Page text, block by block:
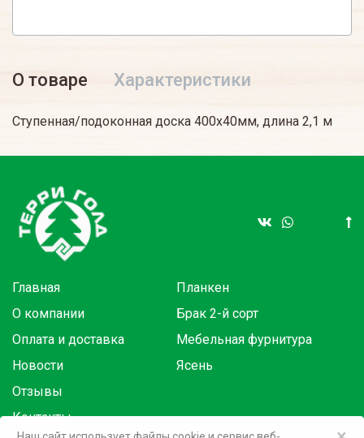
О товаре Характеристики
Ступенная/подоконная доска 400х40мм, длина 2,1 м
Главная
О компании
Оплата и доставка
Новости
Отзывы
Контакты
Планкен
Брак 2-й сорт
Мебельная фурнитура
Ясень